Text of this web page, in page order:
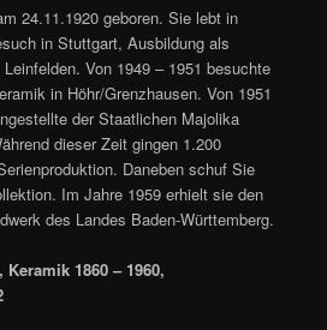
24.11.1920 geboren. Sie lebt in
in Stuttgart, Ausbildung als
Von 1949 – 1951 besuchte
in Höhr/Grenzhausen. Von 1951
der Staatlichen Majolika
dieser Zeit gingen 1.200
Daneben schuf Sie
Im Jahre 1959 erhielt sie den
des Landes Baden-Württemberg.
1860 – 1960,